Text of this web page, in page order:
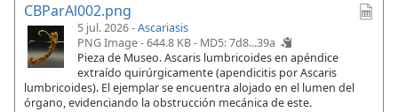
CBParAl002.png
5 jul. 2026 -Ascariasis
PNG Image - 644.8 KB - MD5: 7d8...39a
Pieza de Museo. Ascaris lumbricoides en apéndice
extraído quirúrgicamente (apendicitis por Ascaris
lumbricoides). El ejemplar se encuentra alojado en el lumen del
órgano, evidenciando la obstrucción mecánica de este.